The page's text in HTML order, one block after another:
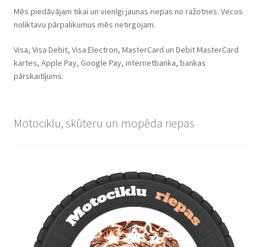
Mēs piedāvājam tikai un vienīgi jaunas riepas no ražotnes. Vecos
noliktavu pārpalikumus mēs netirgojam.
Visa, Visa Debit, Visa Electron, MasterCard un Debit MasterCard
kartes, Apple Pay, Google Pay, internetbanka, bankas
pārskaitījums.
Motociklu, skūteru un mopēda riepas